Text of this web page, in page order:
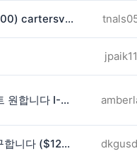
카터스빌 룸메구합니다! (6월부터/$900) cartersville
깨끗한 타운하우스 에서 여성 룸메이트 원합니다 I-85, exit 104 프레젠힐 지역
조지아텍 도보 3분 타운홈 룸메이트 구합니다 ($1200/단기 가능)